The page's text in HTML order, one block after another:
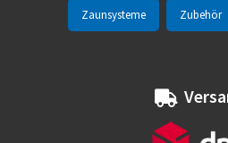
Zaunsysteme Zubehör